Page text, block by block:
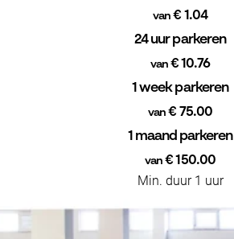
van € 1.04
24 uur parkeren
van€ 10.76
1 week parkeren
van € 75.00
1 maand parkeren
van € 150.00
Min. duur 1 uur